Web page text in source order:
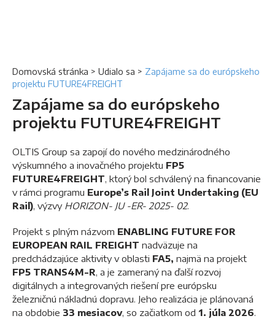
Domovská stránka > Udialo sa > Zapájame sa do európskeho
projektu FUTURE4FREIGHT
Zapájame sa do európskeho
projektu FUTURE4FREIGHT
OLTIS Group sa zapojí do nového medzinárodného
výskumného a inovačného projektu FP5
FUTURE4FREIGHT, ktorý bol schválený na financovanie
v rámci programu Europe’s Rail Joint Undertaking (EU
Rail), výzvy HORIZON- JU -ER- 2025- 02.
Projekt s plným názvom ENABLING FUTURE FOR
EUROPEAN RAIL FREIGHT nadväzuje na
predchádzajúce aktivity v oblasti FA5, najmä na projekt
FP5 TRANS4M-R, a je zameraný na ďalší rozvoj
digitálnych a integrovaných riešení pre európsku
železničnú nákladnú dopravu. Jeho realizácia je plánovaná
na obdobie 33 mesiacov, so začiatkom od 1. júla 2026.